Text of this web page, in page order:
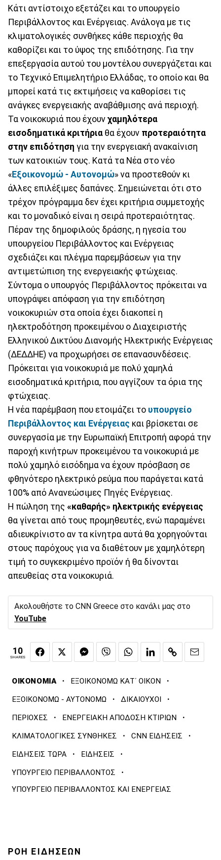
Κάτι αντίστοιχο εξετάζει και το υπουργείο
Περιβάλλοντος και Ενέργειας. Ανάλογα με τις
κλιματολογικές συνθήκες κάθε περιοχής θα
καθορίζει και το ύψος της επιδότησης. Για την
επεξεργασία αυτού του μοντέλου συνεργάζεται και
το Τεχνικό Επιμελητήριο Ελλάδας, το οποίο και θα
μπορεί κατά τις εκτιμήσεις να καθορίσει τις
ανάγκες ενεργειακής αναβάθμισης ανά περιοχή.
Τα νοικοκυριά που έχουν χαμηλότερα
εισοδηματικά κριτήρια θα έχουν προτεραιότητα
στην επιδότηση για την ενεργειακή ανακαίνιση
των κατοικιών τους. Κατά τα Νέα στο νέο
«Εξοικονομώ - Αυτονομώ» να προστεθούν κι
άλλες επιλέξιμες δαπάνες. Σημειώνεται ότι στο
τρέχον πρόγραμμα δεν έχει κριτήρια συμμετοχής
και το μοναδικό είναι η σειρά προτεραιότητας.
Πέραν της δημοφιλούς δράσης, η ηγεσία του
υπουργείου Περιβάλλοντος και Ενέργειας
σχεδιάζει και πλέγμα παρεμβάσεων για την
αντιμετώπιση της ενεργειακής φτώχειας.
Σύντομα ο υπουργός Περιβάλλοντος πρόκειται να
υπογράψει απόφαση για την επιδότηση
νοικοκυριών στα οποία έχει διακοπεί η
ηλεκτροδότηση προκειμένου ο Διαχειριστής
Ελληνικού Δικτύου Διανομής Ηλεκτρικής Ενέργειας
(ΔΕΔΔΗΕ) να προχωρήσει σε επανασυνδέσεις.
Πρόκειται για νοικοκυριά με πολύ χαμηλά
εισοδηματικά κριτήρια, που αγγίζουν τα όρια της
φτώχειας.
Η νέα παρέμβαση που ετοιμάζει το υπουργείο
Περιβάλλοντος και Ενέργειας και βρίσκεται σε
συνεργασία με την Ευρωπαϊκή Επιτροπή αφορά την
παροχή κινήτρων προκειμένου τα νοικοκυριά με
πολύ χαμηλό εισόδημα να έχουν πρόσβαση σε
φθηνότερο ηλεκτρικό ρεύμα που παράγεται κατά
100% από Ανανεώσιμες Πηγές Ενέργειας.
Η πώληση της «καθαρής» ηλεκτρικής ενέργειας
θα γίνεται από τους προμηθευτές, ενώ παραμένει
αδιευκρίνιστο αν τα κίνητρα αυτά θα χορηγούνται
στους παρόχους για να διαθέτουν με χαμηλότερη
τιμή το συγκεκριμένο προϊόν ή θα δίνονται
απευθείας στα νοικοκυριά.
Ακολουθήστε το CNN Greece στο κανάλι μας στο
YouTube
10
SHARES
ΟΙΚΟΝΟΜΙΑ · ΕΞΟΙΚΟΝΟΜΩ ΚΑΤ΄ ΟΙΚΟΝ ·
ΕΞΟΙΚΟΝΟΜΩ - ΑΥΤΟΝΟΜΩ · ΔΙΚΑΙΟΥΧΟΙ ·
ΠΕΡΙΟΧΕΣ · ΕΝΕΡΓΕΙΑΚΗ ΑΠΟΔΟΣΗ ΚΤΙΡΙΩΝ ·
ΚΛΙΜΑΤΟΛΟΓΙΚΕΣ ΣΥΝΘΗΚΕΣ · CNN ΕΙΔΗΣΕΙΣ ·
ΕΙΔΗΣΕΙΣ ΤΩΡΑ · ΕΙΔΗΣΕΙΣ ·
ΥΠΟΥΡΓΕΙΟ ΠΕΡΙΒΑΛΛΟΝΤΟΣ ·
ΥΠΟΥΡΓΕΙΟ ΠΕΡΙΒΑΛΛΟΝΤΟΣ ΚΑΙ ΕΝΕΡΓΕΙΑΣ
ΡΟΗ ΕΙΔΗΣΕΩΝ